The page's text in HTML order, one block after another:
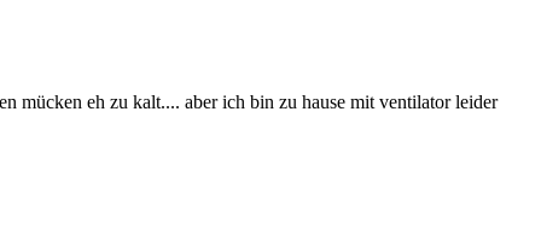
mücken eh zu kalt.... aber ich bin zu hause mit ventilator leider